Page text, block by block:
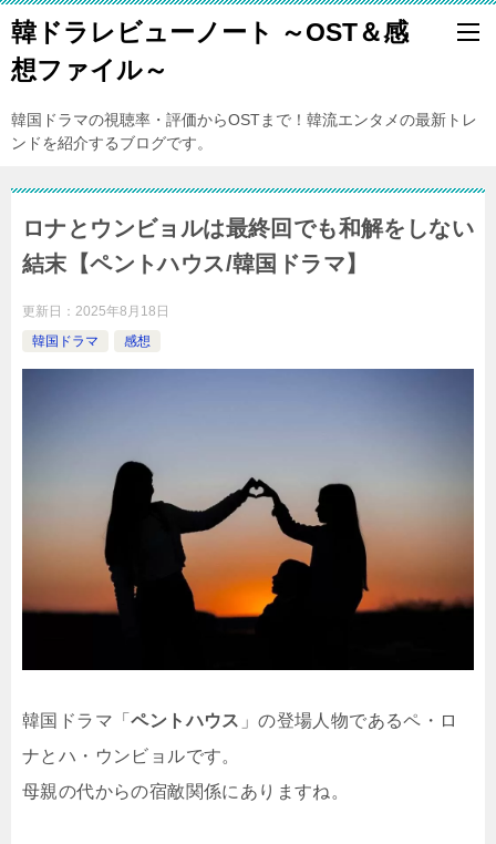
韓ドラレビューノート ～OST＆感
想ファイル～
韓国ドラマの視聴率・評価からOSTまで！韓流エンタメの最新トレ
ンドを紹介するブログです。
ロナとウンビョルは最終回でも和解をしない
結末【ペントハウス/韓国ドラマ】
更新日： 2025年8月18日
韓国ドラマ
感想
韓国ドラマ「ペントハウス 」の登場人物であるペ・ロ
ナとハ・ウンビョルです。
母親の代からの宿敵関係にありますね。